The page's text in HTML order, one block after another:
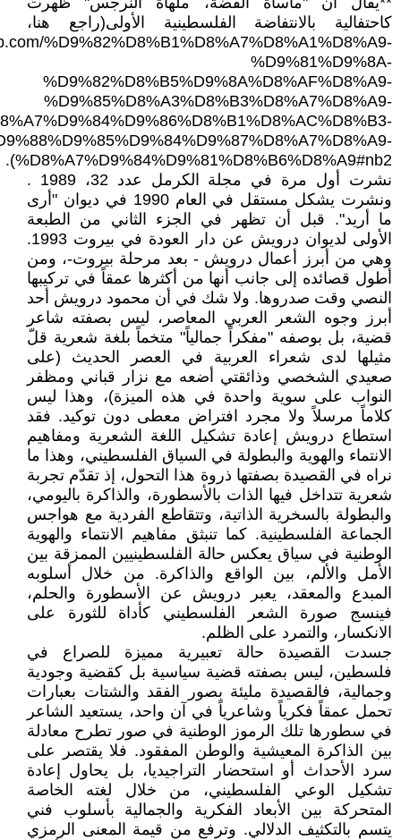
كاحتفالية بالانتفاضة الفلسطينية الأولى(راجع هنا،
%D9%82%D8%B1%D8%A7%D8%A1%D8%A9-
%D9%81%D9%8A-
%D9%82%D8%B5%D9%8A%D8%AF%D8%A9-
%D9%85%D8%A3%D8%B3%D8%A7%D8%A9-
%D8%A7%D9%84%D9%81%D8%B6%D8%A9#nb2).
نشرت أول مرة في مجلة الكرمل عدد 32، 1989 .
ونشرت يشكل مستقل في العام 1990 في ديوان "أرى
ما أريد". قبل أن تظهر في الجزء الثاني من الطبعة
الأولى لديوان درويش عن دار العودة في بيروت 1993.
وهي من أبرز أعمال درويش - بعد مرحلة بيروت-، ومن
أطول قصائده إلى جانب أنها من أكثرها عمقاً في تركيبها
النصي وقت صدروها. ولا شك في أن محمود درويش أحد
أبرز وجوه الشعر العربي المعاصر، ليس بصفته شاعر
قضية، بل بوصفه "مفكراً جمالياً" متخماً بلغة شعرية قلّ
مثيلها لدى شعراء العربية في العصر الحديث (على
صعيدي الشخصي وذائقتي أضعه مع نزار قباني ومظفر
النواب على سوية واحدة في هذه الميزة)، وهذا ليس
كلاماً مرسلاً ولا مجرد افتراض معطى دون توكيد. فقد
استطاع درويش إعادة تشكيل اللغة الشعرية ومفاهيم
الانتماء والهوية والبطولة في السياق الفلسطيني، وهذا ما
نراه في القصيدة بصفتها ذروة هذا التحول، إذ تقدّم تجربة
شعرية تتداخل فيها الذات بالأسطورة، والذاكرة باليومي،
والبطولة بالسخرية الذاتية، وتتقاطع الفردية مع هواجس
الجماعة الفلسطينية. كما تنبثق مفاهيم الانتماء والهوية
الوطنية في سياق يعكس حالة الفلسطينيين الممزقة بين
الأمل والألم، بين الواقع والذاكرة. من خلال أسلوبه
المبدع والمعقد، يعبر درويش عن الأسطورة والحلم،
فينسج صورة الشعر الفلسطيني كأداة للثورة على
الانكسار، والتمرد على الظلم.
جسدت القصيدة حالة تعبيرية مميزة للصراع في
فلسطين، ليس بصفته قضية سياسية بل كقضية وجودية
وجمالية، فالقصيدة مليئة بصور الفقد والشتات بعبارات
تحمل عمقاً فكرياً وشاعرياً في آن واحد، يستعيد الشاعر
في سطورها تلك الرموز الوطنية في صور تطرح معادلة
بين الذاكرة المعيشية والوطن المفقود. فلا يقتصر على
سرد الأحداث أو استحضار التراجيديا، بل يحاول إعادة
تشكيل الوعي الفلسطيني، من خلال لغته الخاصة
المتحركة بين الأبعاد الفكرية والجمالية بأسلوب فني
يتسم بالتكثيف الدلالي. وترفع من قيمة المعنى الرمزي